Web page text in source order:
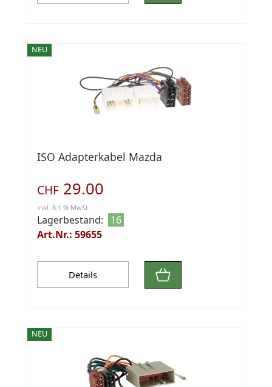
NEU
ISO Adapterkabel Mazda
CHF 29.00
inkl. 8.1 % MwSt.
Lagerbestand:
16
Art.Nr.: 59655
Details
NEU